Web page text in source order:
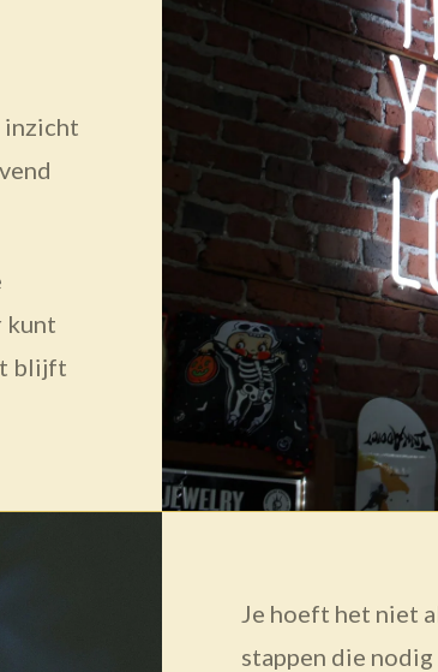
inzicht
kunt
blijft
Je hoeft het niet
stappen die